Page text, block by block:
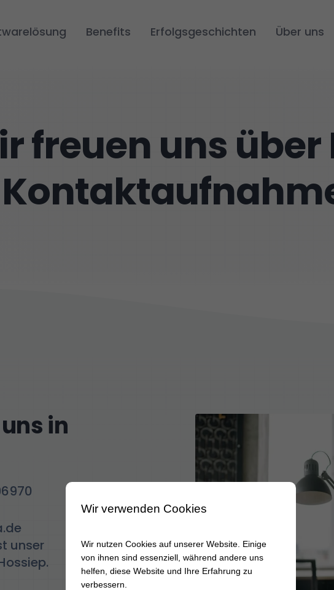
Benefits Erfolgsgeschichten Über uns
freuen uns über
in
unser
Wir verwenden Cookies
Wir nutzen Cookies auf unserer Website. Einige
von ihnen sind essenziell, während andere uns
helfen, diese Website und Ihre Erfahrung zu
verbessern.